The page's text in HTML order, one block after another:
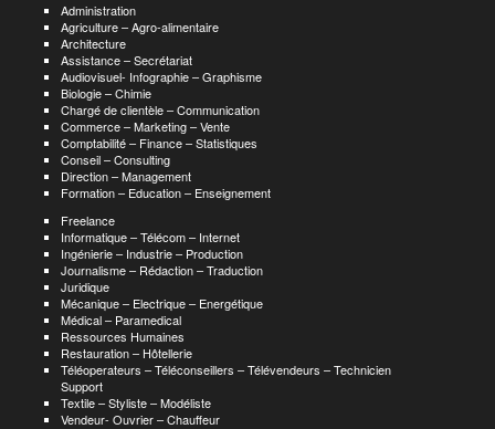
Administration
Agriculture – Agro-alimentaire
Architecture
Assistance – Secrétariat
Audiovisuel- Infographie – Graphisme
Biologie – Chimie
Chargé de clientèle – Communication
Commerce – Marketing – Vente
Comptabilité – Finance – Statistiques
Conseil – Consulting
Direction – Management
Formation – Education – Enseignement
Freelance
Informatique – Télécom – Internet
Ingénierie – Industrie – Production
Journalisme – Rédaction – Traduction
Juridique
Mécanique – Electrique – Energétique
Médical – Paramedical
Ressources Humaines
Restauration – Hôtellerie
Téléoperateurs – Téléconseillers – Télévendeurs – Technicien
Support
Textile – Styliste – Modéliste
Vendeur- Ouvrier – Chauffeur